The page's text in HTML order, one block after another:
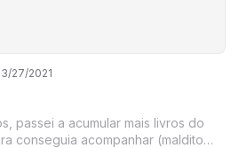
27/2021
passei a acumular mais livros do
conseguia acompanhar (maldito